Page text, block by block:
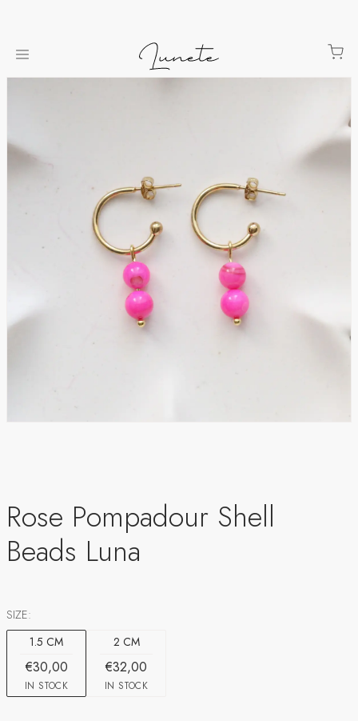
Rose Pompadour Shell
Beads Luna
SIZE:
1.5 CM
€30,00
IN STOCK
2 CM
€32,00
IN STOCK